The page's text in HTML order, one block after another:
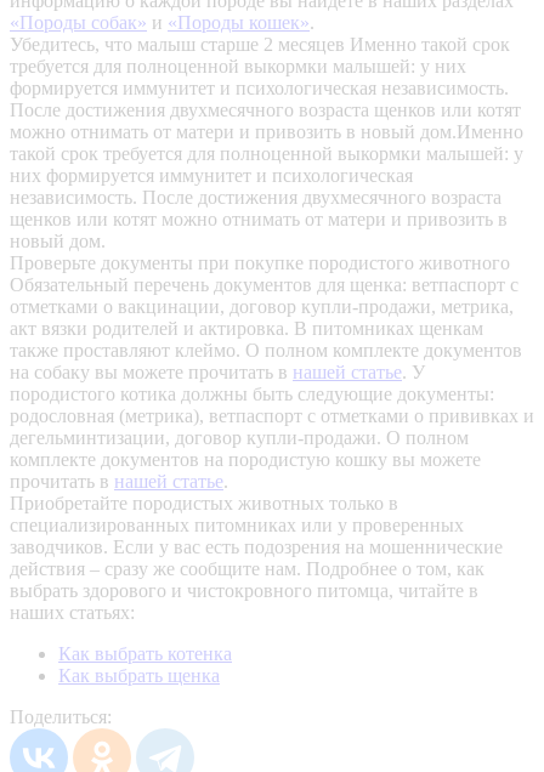
«Породы собак» и «Породы кошек».
Убедитесь, что малыш старше 2 месяцев Именно такой срок
требуется для полноценной выкормки малышей: у них
формируется иммунитет и психологическая независимость.
После достижения двухмесячного возраста щенков или котят
можно отнимать от матери и привозить в новый дом.Именно
такой срок требуется для полноценной выкормки малышей: у
них формируется иммунитет и психологическая
независимость. После достижения двухмесячного возраста
щенков или котят можно отнимать от матери и привозить в
новый дом.
Проверьте документы при покупке породистого животного
Обязательный перечень документов для щенка: ветпаспорт с
отметками о вакцинации, договор купли-продажи, метрика,
акт вязки родителей и актировка. В питомниках щенкам
также проставляют клеймо. О полном комплекте документов
на собаку вы можете прочитать в нашей статье. У
породистого котика должны быть следующие документы:
родословная (метрика), ветпаспорт с отметками о прививках и
дегельминтизации, договор купли-продажи. О полном
комплекте документов на породистую кошку вы можете
прочитать в нашей статье.
Приобретайте породистых животных только в
специализированных питомниках или у проверенных
заводчиков. Если у вас есть подозрения на мошеннические
действия – сразу же сообщите нам. Подробнее о том, как
выбрать здорового и чистокровного питомца, читайте в
наших статьях:
Как выбрать котенка
Как выбрать щенка
Поделиться: